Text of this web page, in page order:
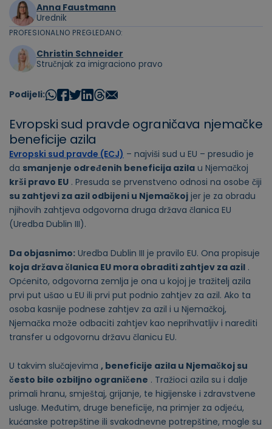
Anna Faustmann
Urednik
PROFESIONALNO PREGLEDANO:
Christin Schneider
Stručnjak za imigraciono pravo
Podijeli:
Evropski sud pravde ograničava njemačke
beneficije azila
Evropski sud pravde (ECJ) – najviši sud u EU – presudio je
da smanjenje određenih beneficija azila u Njemačkoj
krši pravo EU . Presuda se prvenstveno odnosi na osobe čiji
su zahtjevi za azil odbijeni u Njemačkoj jer je za obradu
njihovih zahtjeva odgovorna druga država članica EU
(Uredba Dublin III).
Da objasnimo: Uredba Dublin III je pravilo EU. Ona propisuje
koja država članica EU mora obraditi zahtjev za azil .
Općenito, odgovorna zemlja je ona u kojoj je tražitelj azila
prvi put ušao u EU ili prvi put podnio zahtjev za azil. Ako ta
osoba kasnije podnese zahtjev za azil i u Njemačkoj,
Njemačka može odbaciti zahtjev kao neprihvatljiv i narediti
transfer u odgovornu državu članicu EU.
U takvim slučajevima , beneficije azila u Njemačkoj su
često bile ozbiljno ograničene . Tražioci azila su i dalje
primali hranu, smještaj, grijanje, te higijenske i zdravstvene
usluge. Međutim, druge beneficije, na primjer za odjeću,
kućanske potrepštine ili svakodnevne potrepštine, mogle su